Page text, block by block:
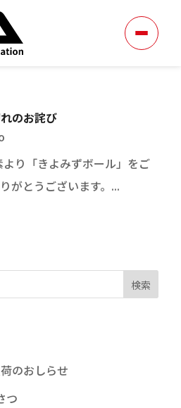
のお詫び
り「きよみずボール」をご
がとうございます。...
検索
のおしらせ
つ